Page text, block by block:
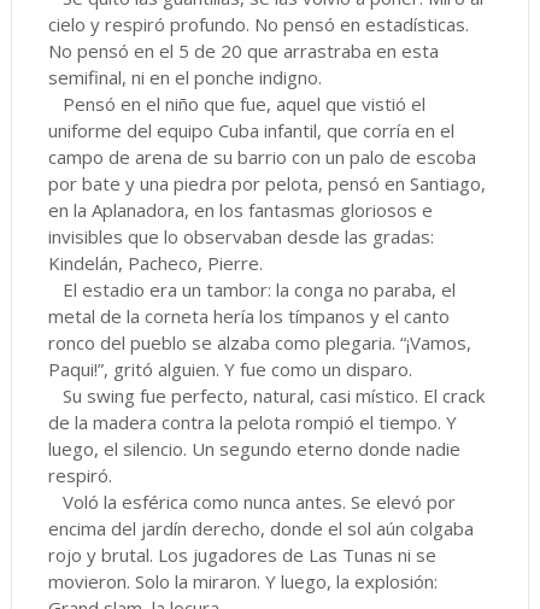
cielo y respiró profundo. No pensó en estadísticas.
No pensó en el 5 de 20 que arrastraba en esta
semifinal, ni en el ponche indigno.
Pensó en el niño que fue, aquel que vistió el
uniforme del equipo Cuba infantil, que corría en el
campo de arena de su barrio con un palo de escoba
por bate y una piedra por pelota, pensó en Santiago,
en la Aplanadora, en los fantasmas gloriosos e
invisibles que lo observaban desde las gradas:
Kindelán, Pacheco, Pierre.
El estadio era un tambor: la conga no paraba, el
metal de la corneta hería los tímpanos y el canto
ronco del pueblo se alzaba como plegaria. “¡Vamos,
Paqui!”, gritó alguien. Y fue como un disparo.
Su swing fue perfecto, natural, casi místico. El crack
de la madera contra la pelota rompió el tiempo. Y
luego, el silencio. Un segundo eterno donde nadie
respiró.
Voló la esférica como nunca antes. Se elevó por
encima del jardín derecho, donde el sol aún colgaba
rojo y brutal. Los jugadores de Las Tunas ni se
movieron. Solo la miraron. Y luego, la explosión: